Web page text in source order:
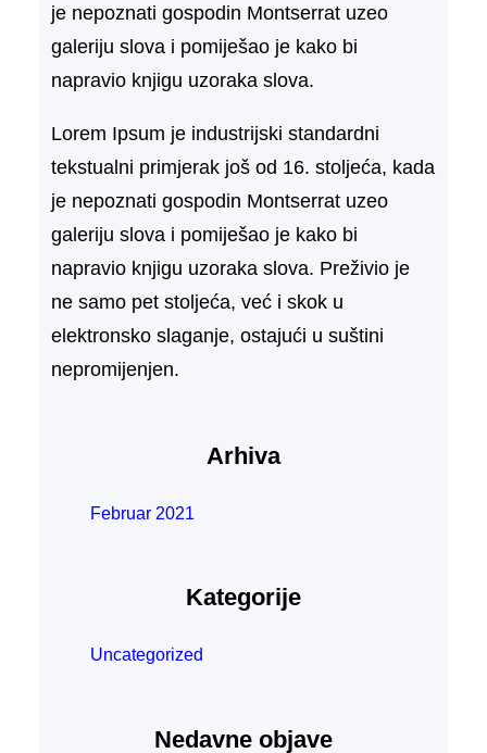
je nepoznati gospodin Montserrat uzeo
galeriju slova i pomiješao je kako bi
napravio knjigu uzoraka slova.
Lorem Ipsum je industrijski standardni
tekstualni primjerak još od 16. stoljeća, kada
je nepoznati gospodin Montserrat uzeo
galeriju slova i pomiješao je kako bi
napravio knjigu uzoraka slova. Preživio je
ne samo pet stoljeća, već i skok u
elektronsko slaganje, ostajući u suštini
nepromijenjen.
Arhiva
Februar 2021
Kategorije
Uncategorized
Nedavne objave